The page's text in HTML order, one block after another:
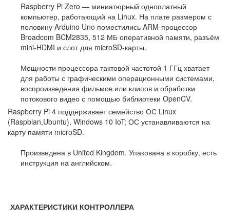
Raspberry Pi Zero — миниатюрный одноплатный
компьютер, работающий на Linux. На плате размером с
половину Arduino Uno поместились ARM-процессор
Broadcom BCM2835, 512 МБ оперативной памяти, разъём
mini-HDMI и слот для microSD-карты.
Мощности процессора тактовой частотой 1 ГГц хватает
для работы с графическими операционными системами,
воспроизведения фильмов или клипов и обработки
потокового видео с помощью библиотеки OpenCV.
​Raspberry Pi 4 поддерживает семейство ОС Linux
(Raspbian,Ubuntu), Windows 10 IoT; ОС устанавливаются на
карту памяти microSD.
Произведена в United Kingdom. Упакована в коробку, есть
инструкция на английском.
ХАРАКТЕРИСТИКИ КОНТРОЛЛЕРА